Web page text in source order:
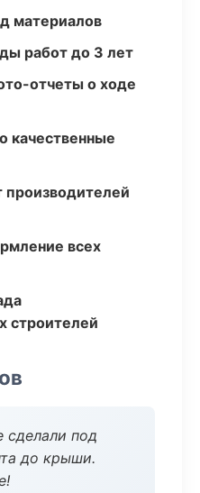
материалов
работ до 3 лет
отчеты о ходе
качественные
всех
строителей
сделали под
до крыши.